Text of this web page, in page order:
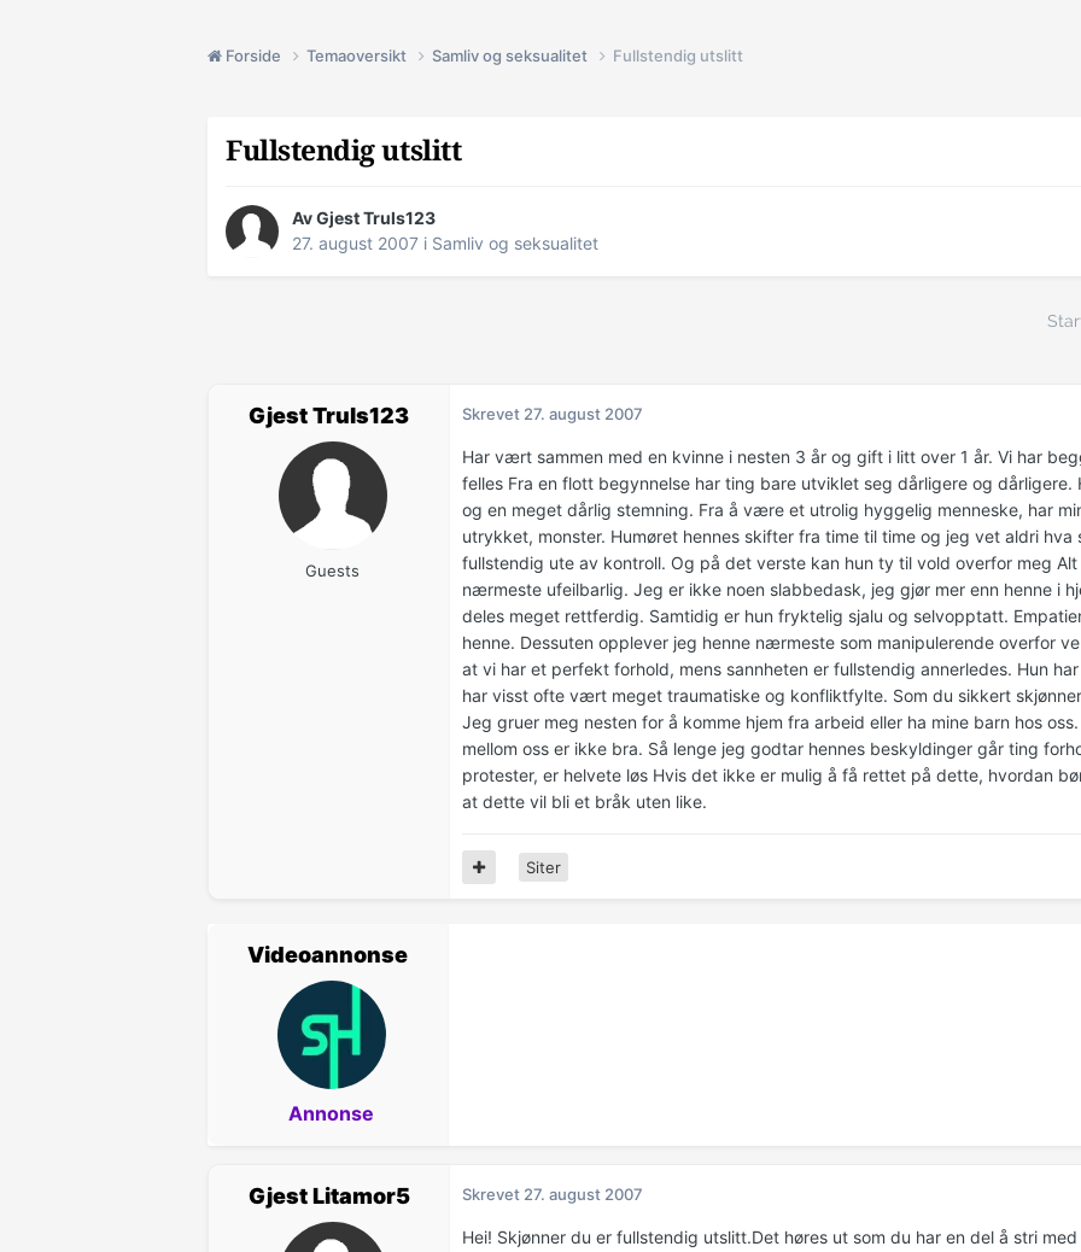
Forside Temaoversikt Samliv og seksualitet Fullstendig utslitt
Fullstendig utslitt
Av Gjest Truls123
27. august 2007 i Samliv og seksualitet
Gjest Truls123
Guests
Skrevet 27. august 2007
Har vært sammen med en kvinne i nesten 3 år og gift i litt over 1 år. Vi har
felles Fra en flott begynnelse har ting bare utviklet seg dårligere og
og en meget dårlig stemning. Fra å være et utrolig hyggelig menneske, har
utrykket, monster. Humøret hennes skifter fra time til time og jeg vet aldri hva
fullstendig ute av kontroll. Og på det verste kan hun ty til vold overfor meg
nærmeste ufeilbarlig. Jeg er ikke noen slabbedask, jeg gjør mer enn henne i
deles meget rettferdig. Samtidig er hun fryktelig sjalu og selvopptatt.
henne. Dessuten opplever jeg henne nærmeste som manipulerende overfor
at vi har et perfekt forhold, mens sannheten er fullstendig annerledes. Hun
har visst ofte vært meget traumatiske og konfliktfylte. Som du sikkert
Jeg gruer meg nesten for å komme hjem fra arbeid eller ha mine barn hos
mellom oss er ikke bra. Så lenge jeg godtar hennes beskyldinger går ting
protester, er helvete løs Hvis det ikke er mulig å få rettet på dette, hvordan
at dette vil bli et bråk uten like.
Siter
Videoannonse
Annonse
Gjest Litamor5 Skrevet 27. august 2007
Hei! Skjønner du er fullstendig utslitt.Det høres ut som du har en del å stri